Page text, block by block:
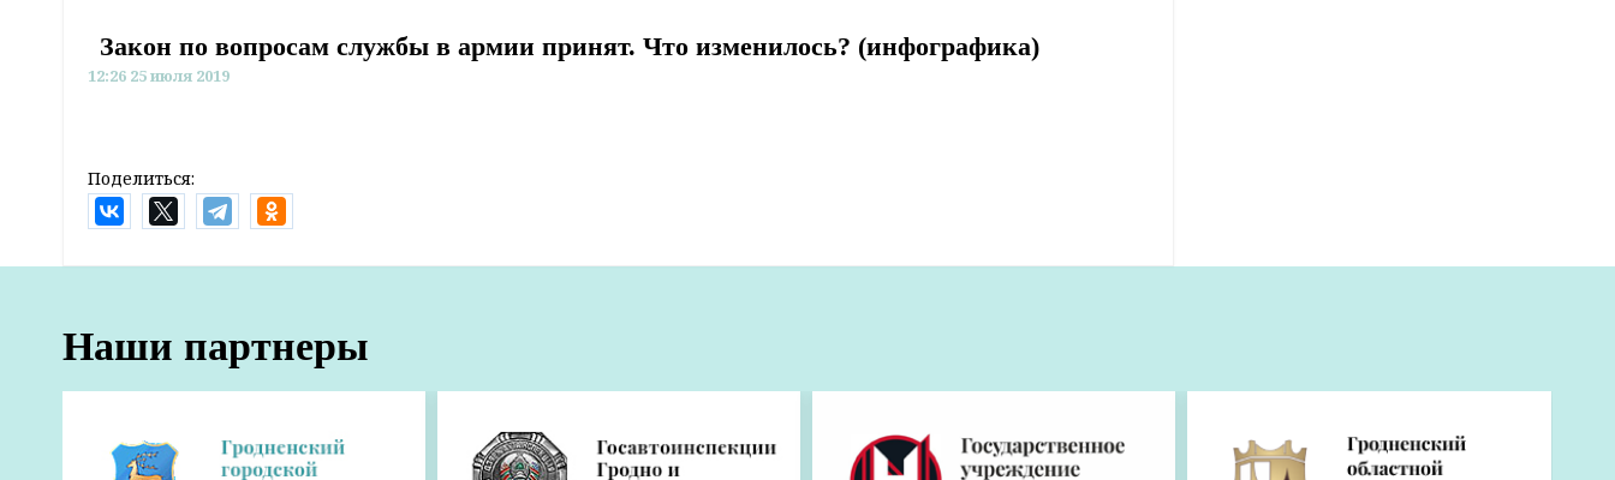
Закон по вопросам службы в армии принят. Что изменилось? (инфографика)
12:26 25 июля 2019